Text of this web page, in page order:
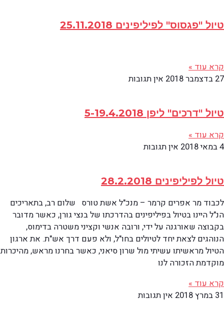
טיול "פגסוס" לפיליפינים 25.11.2018
קרא עוד »
27 בדצמבר 2018
אין תגובות
טיול "דרכים" ליפן 5-19.4.2018
קרא עוד »
4 במאי 2018
אין תגובות
טיול לפיליפינים 28.2.2018
לכבוד מר אפרים קרמר – מנכ"ל אשת טורס שלום רב, בתאריכים
הנ"ל היינו בטיול בפיליפינים בהדרכתו של בנצי גורן, כאשר מדובר
בקבוצה שאורגנה על ידי, ורובה אנשי וקציני משטרה בדימוס,
הנוהגים לצאת יחד לטיולים בחו"ל, ולא פעם דרך אש"ת. את ארגון
הטיול מראשיתו עשיתי מול שרון סיאני, כאשר בחרנו מראש, מהיכרות
מוקדמת הזכורה לנו
קרא עוד »
31 במרץ 2018
אין תגובות